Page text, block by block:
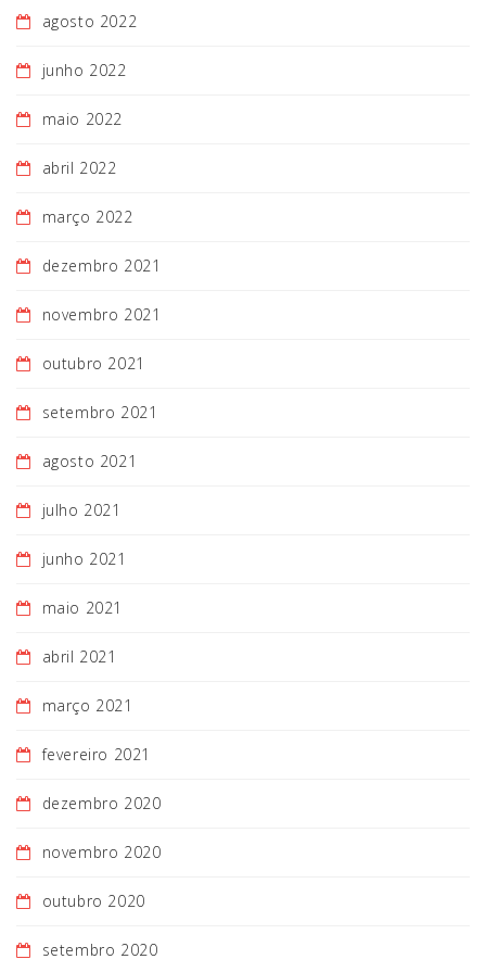
agosto 2022
junho 2022
maio 2022
abril 2022
março 2022
dezembro 2021
novembro 2021
outubro 2021
setembro 2021
agosto 2021
julho 2021
junho 2021
maio 2021
abril 2021
março 2021
fevereiro 2021
dezembro 2020
novembro 2020
outubro 2020
setembro 2020